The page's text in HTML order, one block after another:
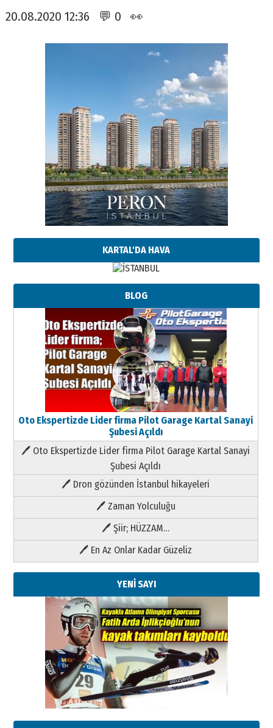
20.08.2020 12:36 💬 0 👀
KARTAL'DA HAVA
BLOG
Oto Ekspertizde Lider firma Pilot Garage Kartal Sanayi
Şubesi Açıldı
🖊 Oto Ekspertizde Lider firma Pilot Garage Kartal Sanayi
Şubesi Açıldı
🖊 Dron gözünden İstanbul hikayeleri
🖊 Zaman Yolculuğu
🖊 Şiir; HÜZZAM…
🖊 En Az Onlar Kadar Güzeliz
YENİ SAYI
Kenan GÜLERCİ
Metin Külünk: Aileyi Korumak